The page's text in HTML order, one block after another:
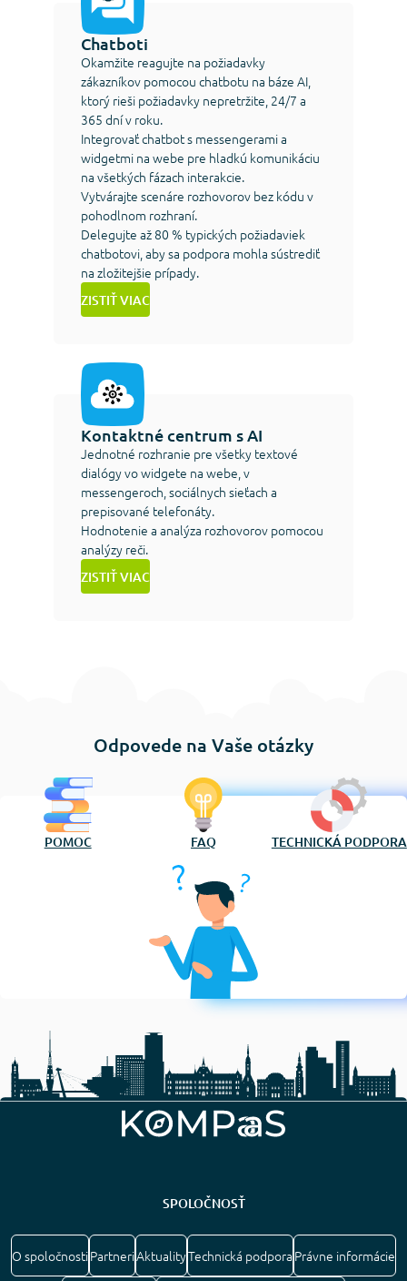
Chatboti
Okamžite reagujte na požiadavky
zákazníkov pomocou chatbotu na báze AI,
ktorý rieši požiadavky nepretržite, 24/7 a
365 dní v roku.
Integrovať chatbot s messengerami a
widgetmi na webe pre hladkú komunikáciu
na všetkých fázach interakcie.
Vytvárajte scenáre rozhovorov bez kódu v
pohodlnom rozhraní.
Delegujte až 80 % typických požiadaviek
chatbotovi, aby sa podpora mohla sústrediť
na zložitejšie prípady.
ZISTIŤ VIAC
Kontaktné centrum s AI
Jednotné rozhranie pre všetky textové
dialógy vo widgete na webe, v
messengeroch, sociálnych sieťach a
prepisované telefonáty.
Hodnotenie a analýza rozhovorov pomocou
analýzy reči.
ZISTIŤ VIAC
Odpovede na Vaše otázky
POMOC FAQ TECHNICKÁ PODPORA
SPOLOČNOSŤ
O spoločnostiPartneriAktualityTechnická podpora Právne informácie